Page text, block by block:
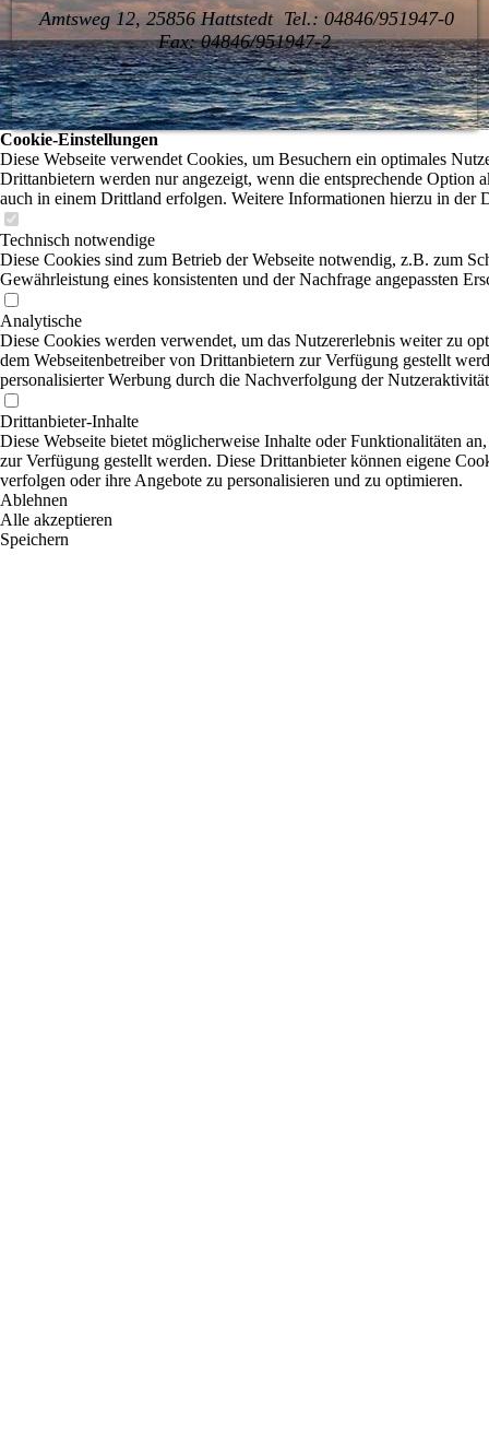
Amtsweg 12, 25856 Hattstedt Tel.: 04846/951947-0
Fax: 04846/951947-2
Cookie-Einstellungen
Diese Webseite verwendet Cookies, um Besuchern ein optimales
Drittanbietern werden nur angezeigt, wenn die entsprechende Option
auch in einem Drittland erfolgen. Weitere Informationen hierzu in der
Technisch notwendige
Diese Cookies sind zum Betrieb der Webseite notwendig, z.B. zum
Gewährleistung eines konsistenten und der Nachfrage angepassten
Analytische
Diese Cookies werden verwendet, um das Nutzererlebnis weiter zu
dem Webseitenbetreiber von Drittanbietern zur Verfügung gestellt
personalisierter Werbung durch die Nachverfolgung der
Drittanbieter-Inhalte
Diese Webseite bietet möglicherweise Inhalte oder Funktionalitäten
zur Verfügung gestellt werden. Diese Drittanbieter können eigene
verfolgen oder ihre Angebote zu personalisieren und zu optimieren.
Ablehnen
Alle akzeptieren
Speichern